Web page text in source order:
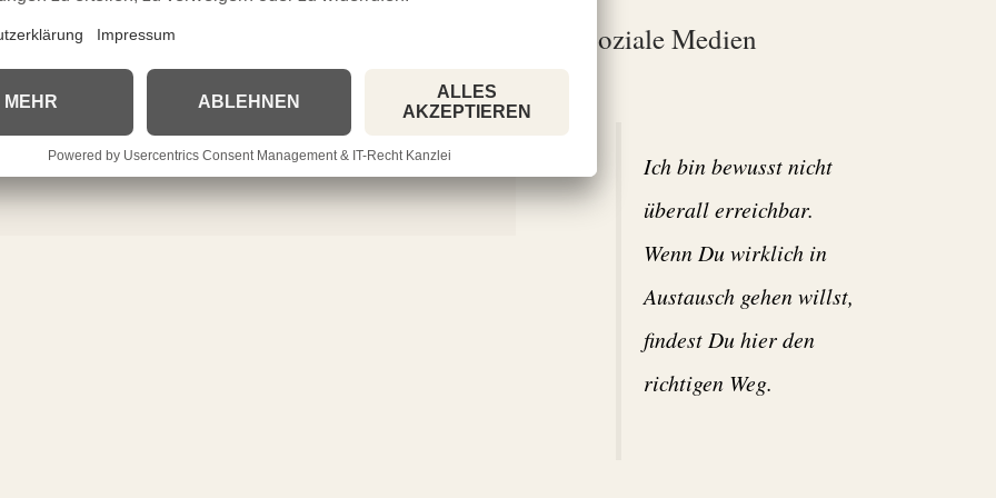
nichts half. Der Spielverlauf blieb […]
Soziale Medien
Ich bin bewusst nicht
überall erreichbar.
Wenn Du wirklich in
Austausch gehen willst,
findest Du hier den
richtigen Weg.